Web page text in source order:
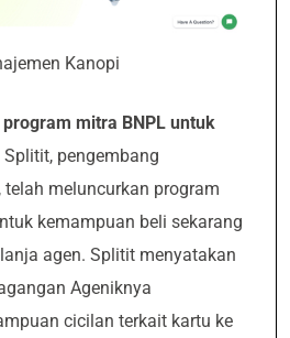
Kanopi
mitra BNPL untuk
Splitit, pengembang
meluncurkan program
kemampuan beli sekarang
agen. Splitit menyatakan
Ageniknya
cicilan terkait kartu ke